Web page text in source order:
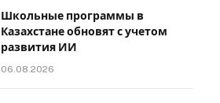
Школьные программы в
Казахстане обновят с учетом
развития ИИ
06.08.2026